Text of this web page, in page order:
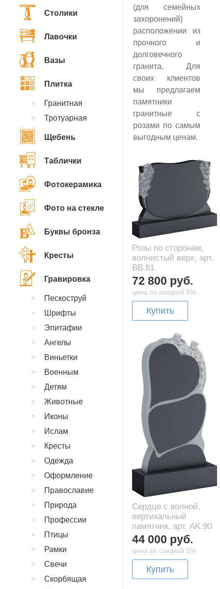
(для семейных
захоронений)
расположении из
прочного и
долговечного
гранита. Для
своих клиентов
мы предлагаем
памятники
гранитные с
розами по самым
выгодным ценам.
Розы по сторонам,
волнистый верх, арт.
BB.81
72 800 руб.
цена со скидкой 5%
Купить
Сердце с волной,
вертикальный
памятник, арт. AK.90
44 000 руб.
цена со скидкой 5%
Купить
Столики
Лавочки
Вазы
Плитка
Гранитная
Тротуарная
Щебень
Таблички
Фотокерамика
Фото на стекле
Буквы бронза
Кресты
Гравировка
Пескоструй
Шрифты
Эпитафии
Ангелы
Виньетки
Военным
Детям
Животные
Иконы
Ислам
Кресты
Одежда
Оформление
Православие
Природа
Профессии
Птицы
Рамки
Свечи
Скорбящая